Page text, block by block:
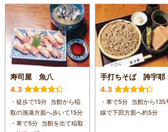
寿司屋 魚八
4.3
・徒歩で15分 当館から稲
取の漁港方面へ歩いて15分
・車で5分 当館を出て稲取
手打ちそば 誇宇耶
4.3
・車で5分 当館から135号
線で下田方面へ約5分